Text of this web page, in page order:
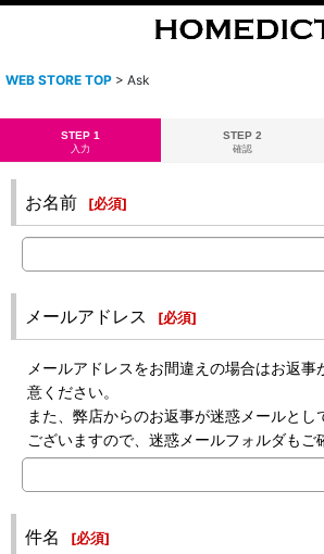
WEB STORE TOP > Ask
STEP 1
入力
STEP 2
確認
お名前 [必須]
メールアドレス [必須]
メールアドレスをお間違えの場合はお返事
意ください。
また、弊店からのお返事が迷惑メールとし
ございますので、迷惑メールフォルダもご
件名 [必須]